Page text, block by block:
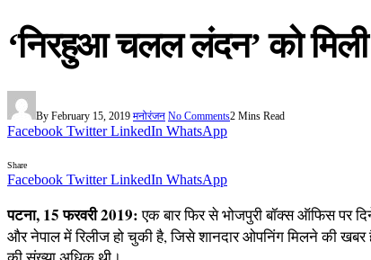
‘निरहुआ चलल लंदन’ को
By February 15, 2019 मनोरंजन No Comments2 Mins Read
Facebook Twitter LinkedIn WhatsApp
Share
Facebook Twitter LinkedIn WhatsApp
पटना, 15 फरवरी 2019:एक बार फिर से भोजपुरी बॉक्‍स ऑफिस पर
और नेपाल में रिलीज हो चुकी है, जिसे शानदार ओपनिंग मिलने की